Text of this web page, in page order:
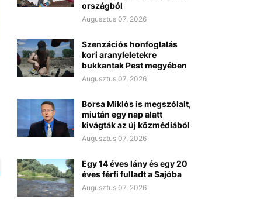
országból
Augusztus 07, 2026
Szenzációs honfoglalás
kori aranyleletekre
bukkantak Pest megyében
Augusztus 07, 2026
Borsa Miklós is megszólalt,
miután egy nap alatt
kivágták az új közmédiából
Augusztus 07, 2026
Egy 14 éves lány és egy 20
éves férfi fulladt a Sajóba
Augusztus 07, 2026